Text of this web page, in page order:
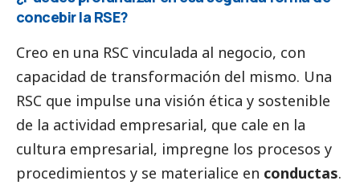
concebir la RSE?
Creo en una RSC vinculada al negocio, con
capacidad de transformación del mismo. Una
RSC que impulse una visión ética y sostenible
de la actividad empresarial, que cale en la
cultura empresarial, impregne los procesos y
procedimientos y se materialice en conductas.